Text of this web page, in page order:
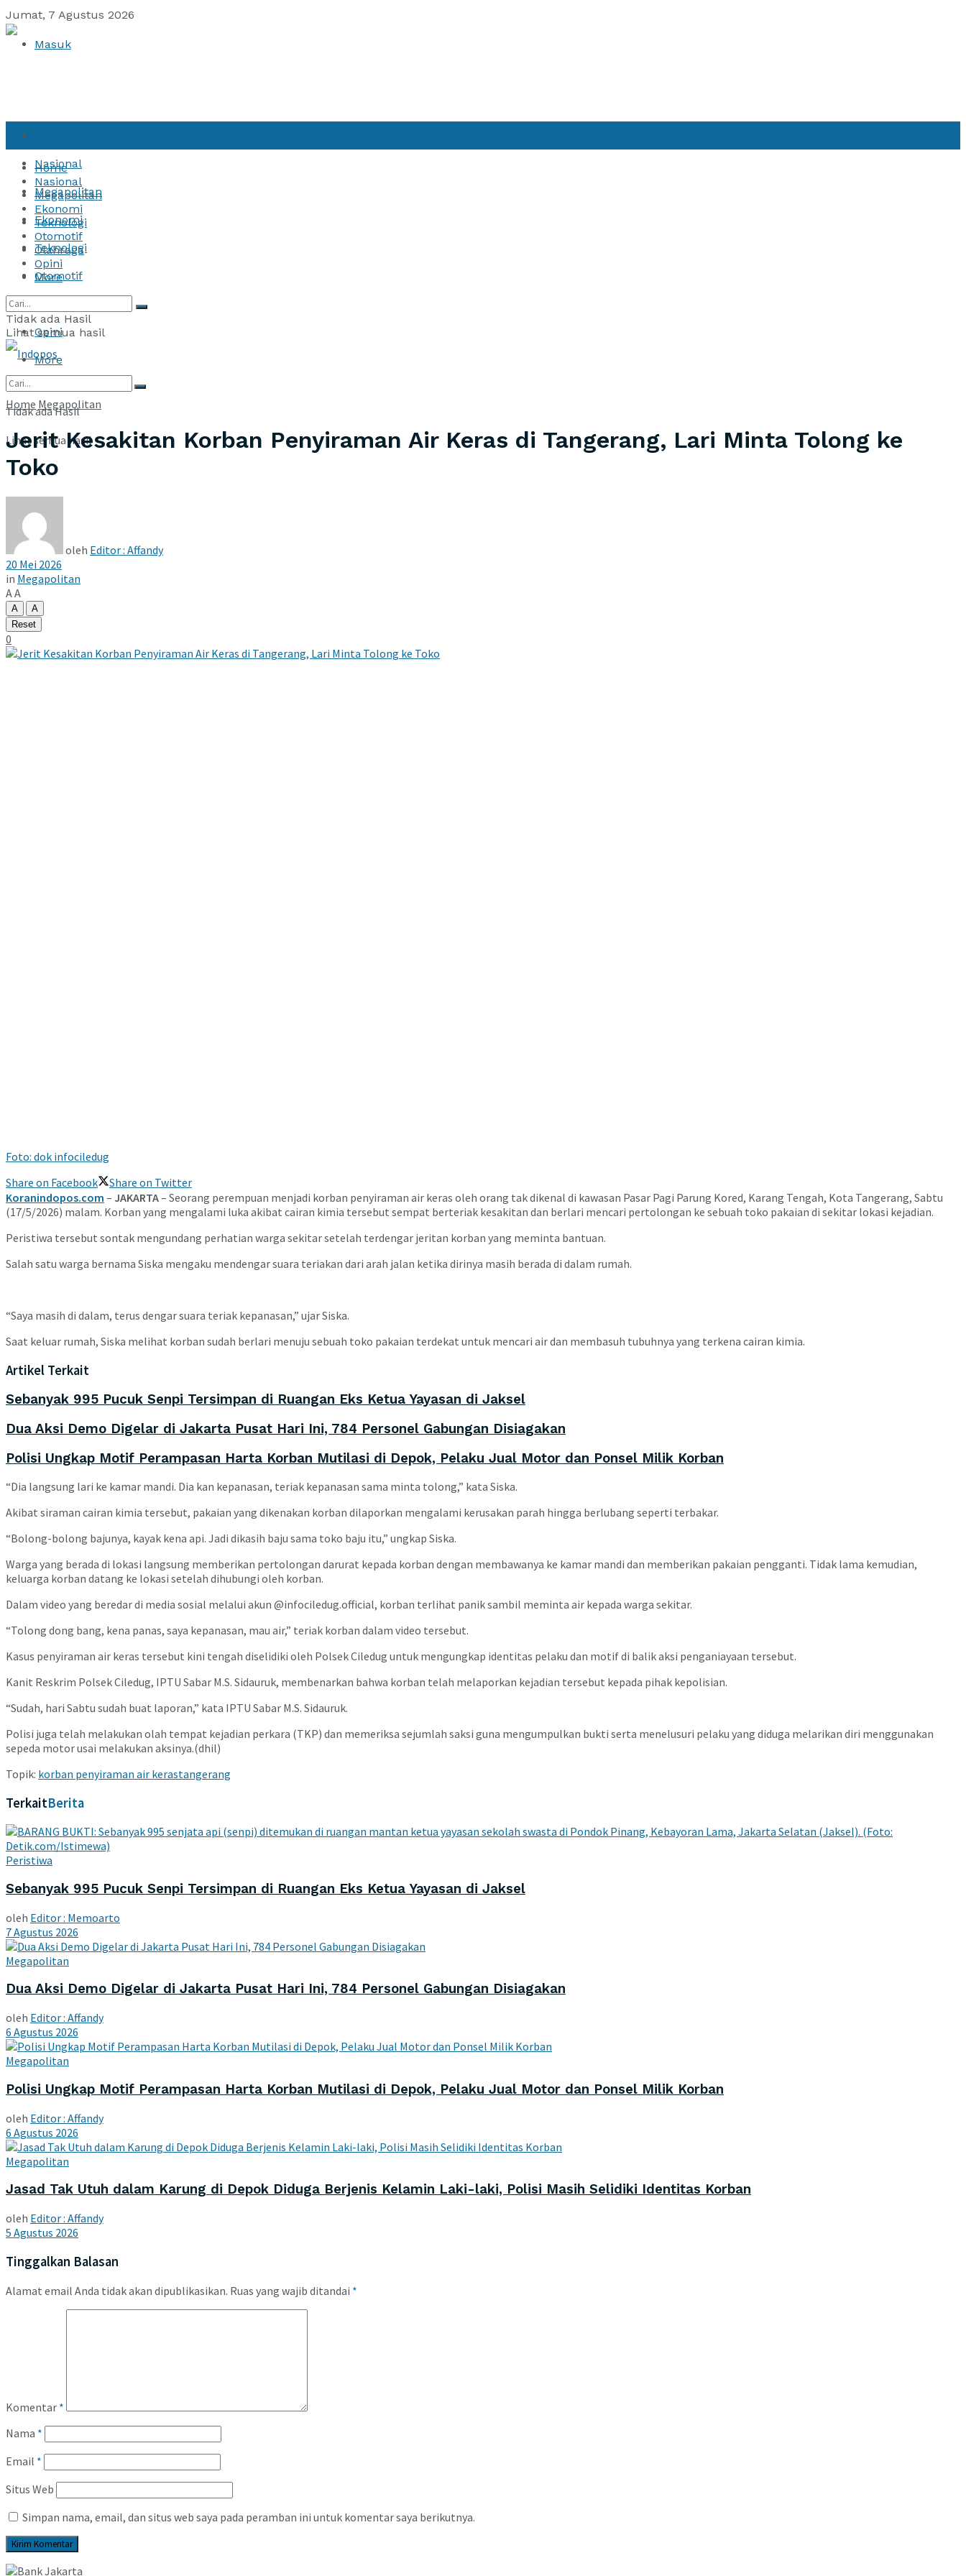
Jumat, 7 Agustus 2026
Masuk
Nasional
Megapolitan
Ekonomi
Teknologi
Otomotif
Opini
More
Home
Nasional
Megapolitan
Ekonomi
Teknologi
Otomotif
Olahraga
Opini
More
Tidak ada Hasil
Lihat semua hasil
Tidak ada Hasil
Lihat semua hasil
Home Megapolitan
Jerit Kesakitan Korban Penyiraman Air Keras di Tangerang, Lari Minta Tolong ke
Toko
oleh Editor : Affandy
20 Mei 2026
in Megapolitan
AA
A
A
Reset
0
Foto: dok infociledug
Share on Facebook
Share on Twitter
Koranindopos.com – JAKARTA– Seorang perempuan menjadi korban penyiraman air keras oleh orang tak dikenal di kawasan Pasar Pagi Parung Kored, Karang Tengah, Kota Tangerang, Sabtu
(17/5/2026) malam. Korban yang mengalami luka akibat cairan kimia tersebut sempat berteriak kesakitan dan berlari mencari pertolongan ke sebuah toko pakaian di sekitar lokasi kejadian.
Peristiwa tersebut sontak mengundang perhatian warga sekitar setelah terdengar jeritan korban yang meminta bantuan.
Salah satu warga bernama Siska mengaku mendengar suara teriakan dari arah jalan ketika dirinya masih berada di dalam rumah.
“Saya masih di dalam, terus dengar suara teriak kepanasan,” ujar Siska.
Saat keluar rumah, Siska melihat korban sudah berlari menuju sebuah toko pakaian terdekat untuk mencari air dan membasuh tubuhnya yang terkena cairan kimia.
Artikel Terkait
Sebanyak 995 Pucuk Senpi Tersimpan di Ruangan Eks Ketua Yayasan di Jaksel
Dua Aksi Demo Digelar di Jakarta Pusat Hari Ini, 784 Personel Gabungan Disiagakan
Polisi Ungkap Motif Perampasan Harta Korban Mutilasi di Depok, Pelaku Jual Motor dan Ponsel Milik Korban
“Dia langsung lari ke kamar mandi. Dia kan kepanasan, teriak kepanasan sama minta tolong,” kata Siska.
Akibat siraman cairan kimia tersebut, pakaian yang dikenakan korban dilaporkan mengalami kerusakan parah hingga berlubang seperti terbakar.
“Bolong-bolong bajunya, kayak kena api. Jadi dikasih baju sama toko baju itu,” ungkap Siska.
Warga yang berada di lokasi langsung memberikan pertolongan darurat kepada korban dengan membawanya ke kamar mandi dan memberikan pakaian pengganti. Tidak lama kemudian,
keluarga korban datang ke lokasi setelah dihubungi oleh korban.
Dalam video yang beredar di media sosial melalui akun @infociledug.official, korban terlihat panik sambil meminta air kepada warga sekitar.
“Tolong dong bang, kena panas, saya kepanasan, mau air,” teriak korban dalam video tersebut.
Kasus penyiraman air keras tersebut kini tengah diselidiki oleh Polsek Ciledug untuk mengungkap identitas pelaku dan motif di balik aksi penganiayaan tersebut.
Kanit Reskrim Polsek Ciledug, IPTU Sabar M.S. Sidauruk, membenarkan bahwa korban telah melaporkan kejadian tersebut kepada pihak kepolisian.
“Sudah, hari Sabtu sudah buat laporan,” kata IPTU Sabar M.S. Sidauruk.
Polisi juga telah melakukan olah tempat kejadian perkara (TKP) dan memeriksa sejumlah saksi guna mengumpulkan bukti serta menelusuri pelaku yang diduga melarikan diri menggunakan
sepeda motor usai melakukan aksinya.(dhil)
Topik: korban penyiraman air kerastangerang
TerkaitBerita
Peristiwa
Sebanyak 995 Pucuk Senpi Tersimpan di Ruangan Eks Ketua Yayasan di Jaksel
oleh Editor : Memoarto
7 Agustus 2026
Megapolitan
Dua Aksi Demo Digelar di Jakarta Pusat Hari Ini, 784 Personel Gabungan Disiagakan
oleh Editor : Affandy
6 Agustus 2026
Megapolitan
Polisi Ungkap Motif Perampasan Harta Korban Mutilasi di Depok, Pelaku Jual Motor dan Ponsel Milik Korban
oleh Editor : Affandy
6 Agustus 2026
Megapolitan
Jasad Tak Utuh dalam Karung di Depok Diduga Berjenis Kelamin Laki-laki, Polisi Masih Selidiki Identitas Korban
oleh Editor : Affandy
5 Agustus 2026
Tinggalkan Balasan
Alamat email Anda tidak akan dipublikasikan. Ruas yang wajib ditandai *
Komentar *
Nama *
Email *
Situs Web
Simpan nama, email, dan situs web saya pada peramban ini untuk komentar saya berikutnya.